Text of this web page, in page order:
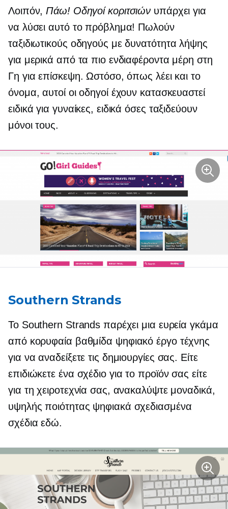
Λοιπόν,Πάω! Οδηγοί κοριτσιών υπάρχει για
να λύσει αυτό το πρόβλημα! Πωλούν
ταξιδιωτικούς οδηγούς με δυνατότητα λήψης
για μερικά από τα πιο ενδιαφέροντα μέρη στη
Γη για επίσκεψη. Ωστόσο, όπως λέει και το
όνομα, αυτοί οι οδηγοί έχουν κατασκευαστεί
ειδικά για γυναίκες, ειδικά όσες ταξιδεύουν
μόνοι τους.
Southern Strands
Το Southern Strands παρέχει μια ευρεία γκάμα
από κορυφαία βαθμίδα ψηφιακό έργο τέχνης
για να αναδείξετε τις δημιουργίες σας. Είτε
επιδιώκετε ένα σχέδιο για το προϊόν σας είτε
για τη χειροτεχνία σας, ανακαλύψτε μοναδικά,
υψηλής ποιότητας ψηφιακά σχεδιασμένα
σχέδια εδώ.